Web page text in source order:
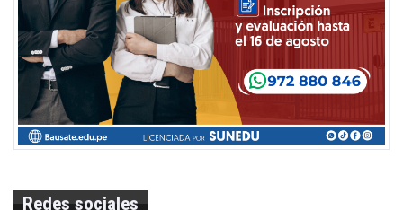
Redes sociales